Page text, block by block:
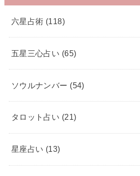
六星占術 (118)
五星三心占い (65)
ソウルナンバー (54)
タロット占い (21)
星座占い (13)